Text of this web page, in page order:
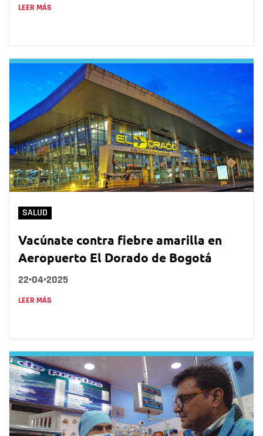
LEER MÁS
SALUD
Vacúnate contra fiebre amarilla en
Aeropuerto El Dorado de Bogotá
22•04•2025
LEER MÁS